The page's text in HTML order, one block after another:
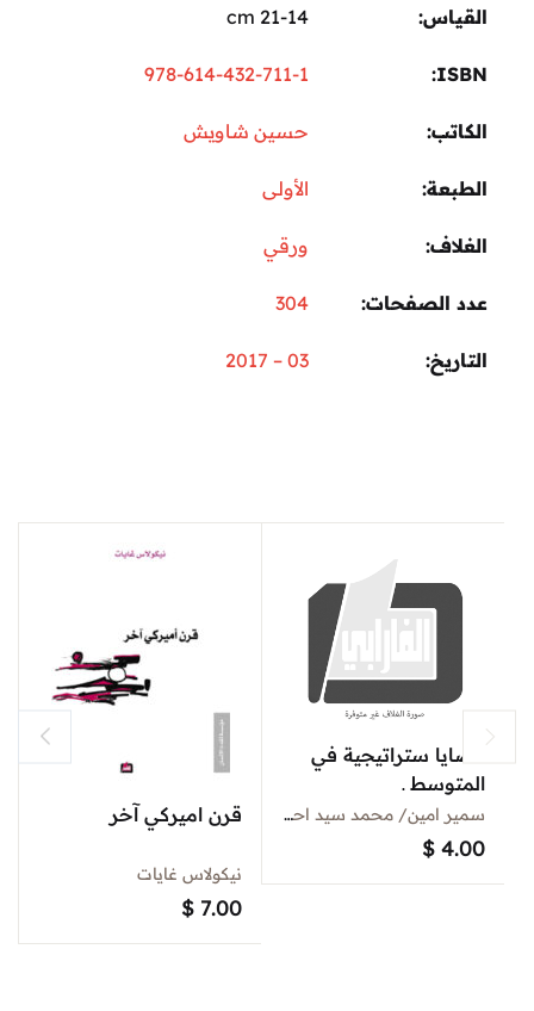
القياس 21-14 cm
ISBN
978-614-432-711-1
الكاتب حسين شاويش
الطبعة الأولى
الغلاف ورقي
عدد الصفحات 304
التاريخ 03 – 2017
قرن اميركي آخر
نيكولاس غايات
$ 7.00
قضايا ستراتيجية في
المتوسط ـ
سلسلةالمتوسط في
السياسةالدولية
سمير امين/ محمد سيد احمد
$ 4.00